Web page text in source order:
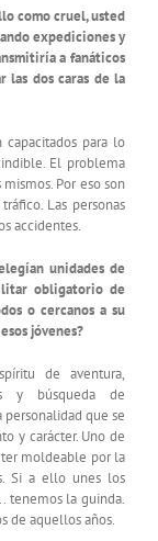
como cruel, usted
expediciones y
a fanáticos
las dos caras de la
para lo
El problema
Por eso son
Las personas
accidentes.
unidades de
obligatorio de
o cercanos a su
jóvenes?
de aventura,
y búsqueda de
personalidad que se
y carácter. Uno de
moldeable por la
Si a ello unes los
tenemos la guinda.
de aquellos años.